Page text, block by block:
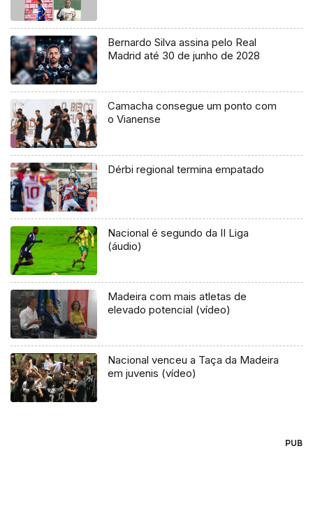
Bernardo Silva assina pelo Real
Madrid até 30 de junho de 2028
Camacha consegue um ponto com
o Vianense
Dérbi regional termina empatado
Nacional é segundo da II Liga
(áudio)
Madeira com mais atletas de
elevado potencial (vídeo)
Nacional venceu a Taça da Madeira
em juvenis (vídeo)
PUB